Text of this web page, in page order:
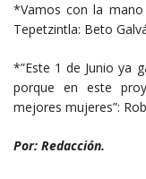
*Vamos con la
Tepetzintla: Beto
*”Este 1 de Junio ya
porque en este
mejores mujeres”:
Por: Redacción.